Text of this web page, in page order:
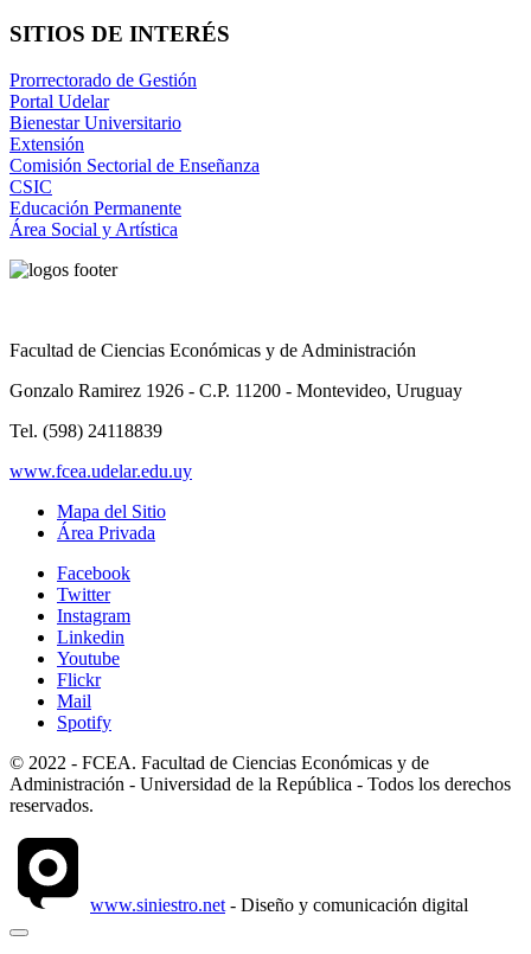
SITIOS DE INTERÉS
Prorrectorado de Gestión
Portal Udelar
Bienestar Universitario
Extensión
Comisión Sectorial de Enseñanza
CSIC
Educación Permanente
Área Social y Artística
Facultad de Ciencias Económicas y de Administración
Gonzalo Ramirez 1926 - C.P. 11200 - Montevideo, Uruguay
Tel. (598) 24118839
www.fcea.udelar.edu.uy
Mapa del Sitio
Área Privada
Facebook
Twitter
Instagram
Linkedin
Youtube
Flickr
Mail
Spotify
© 2022 - FCEA. Facultad de Ciencias Económicas y de
Administración - Universidad de la República - Todos los derechos
reservados.
www.siniestro.net - Diseño y comunicación digital